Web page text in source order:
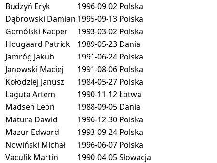
Budzyń Eryk
1996-09-02 Polska
Dąbrowski Damian 1995-09-13 Polska
Gomólski Kacper
1993-03-02 Polska
Hougaard Patrick
1989-05-23 Dania
Jamróg Jakub
1991-06-24 Polska
Janowski Maciej
1991-08-06 Polska
Kołodziej Janusz
1984-05-27 Polska
Laguta Artem
1990-11-12Łotwa
Madsen Leon
1988-09-05 Dania
Matura Dawid
1996-12-30 Polska
Mazur Edward
1993-09-24 Polska
Nowiński Michał
1996-06-07 Polska
Vaculík Martin
1990-04-05Słowacja